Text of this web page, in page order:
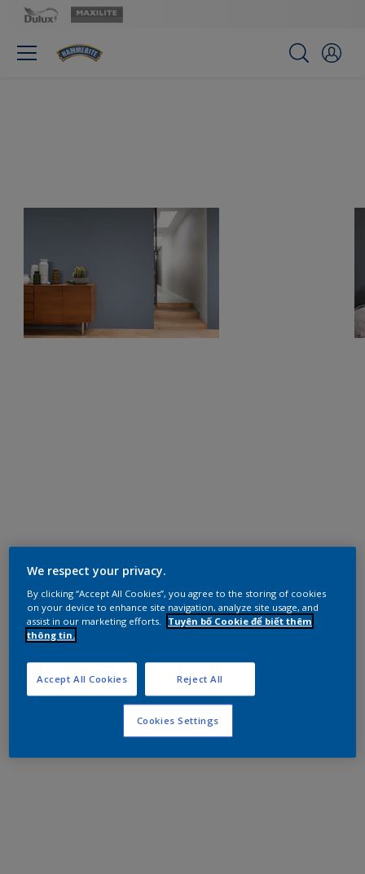
We respect your privacy.
By clicking “Accept All Cookies”, you agree to the storing of cookies
on your device to enhance site navigation, analyze site usage, and
assist in our marketing efforts.
Tuyên bố Cookie để biết thêm
thông tin.
Reject All
Accept All Cookies
Cookies Settings